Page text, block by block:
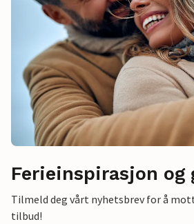
Ferieinspirasjon og
Tilmeld deg vårt nyhetsbrev for å
tilbud!